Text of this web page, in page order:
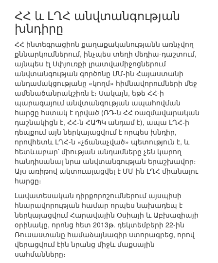
ՀՀ և ԼՂՀ անվտանգության
խնդիրը
ՀՀ ինտեգրացիոն քաղաքականությանն առնչվող
քննարկումներում, ինչպես տեղի մեդիա-դաշտում,
այնպես էլ Սփյուռքի լրատվամիջոցներում
անվտանգության գործոնը ՄՄ-ին Հայաստանի
անդամակցությանը «կողմ» հիմնավորումների մեջ
ամենածանրակշիռն է։ Սակայն, եթե ՀՀ-ի
պարագայում անվտանգության ապահովման
հարցը հստակ է դրված (ՌԴ-ն ՀՀ ռազմավարական
դաշնակիցն է, ՀՀ-ն ՀԱՊԿ անդամ է), ապա ԼՂՀ-ի
դեպքում այն ներկայացվում է որպես խնդիր,
որովհետև ԼՂՀ-ն «չճանաչված» պետություն է, և
հետևաբար՝ միության անդամները չեն կարող
հանդիսանալ նրա անվտանգության երաշխավոր։
Այս առիթով ակտուալացվել է ՄՄ-ին ԼՂՀ միանալու
հարցը։
Լավատեսական դիրքորոշումներում այսպիսի
հնարավորության համար որպես նախադեպ է
ներկայացվում Հարավային Օսիայի և Աբխազիայի
օրինակը, որոնց հետ 2013թ. դեկտեմբերի 22-ին
Ռուսաստանը համաձայնագիր ստորագրեց, որով
վերացվում էին նրանց միջև մաքսային
սահմանները։